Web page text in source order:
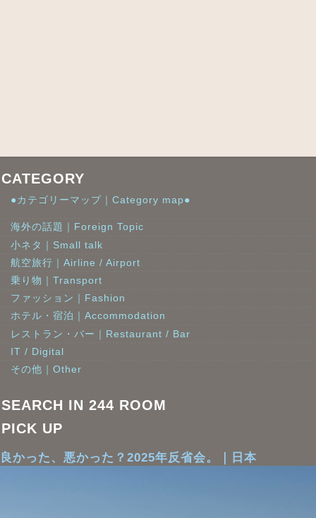
CATEGORY
●カテゴリーマップ｜Category map●
海外の話題｜Foreign Topic
小ネタ｜Small talk
航空旅行｜Airline / Airport
乗り物｜Transport
ファッション｜Fashion
ホテル・宿泊｜Accommodation
レストラン・バー｜Restaurant / Bar
IT / Digital
その他｜Other
SEARCH IN 244 ROOM
PICK UP
良かった、悪かった？2025年反省会。｜日本